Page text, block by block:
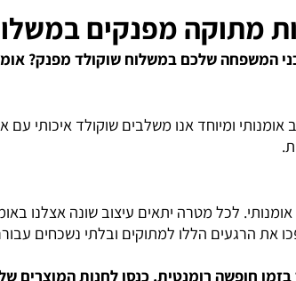
מפנקים
שלכם במשלוח שוקולד מפנק?
ומיוחד אנו משלבים שוקולד איכותי עם
לכל מטרה יתאים עיצוב שונה אצלנו
הללו למתוקים ובלתי נשכחים עבורם